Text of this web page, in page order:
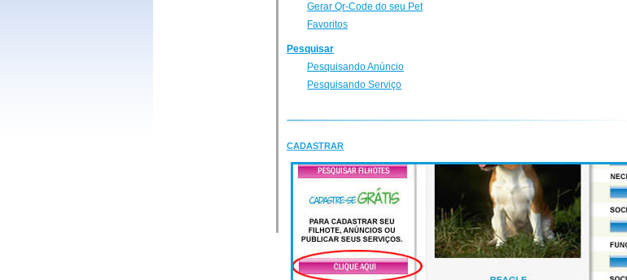
Gerar Qr-Code do seu Pet
Favoritos
Pesquisar
Pesquisando Anúncio
Pesquisando Serviço
CADASTRAR